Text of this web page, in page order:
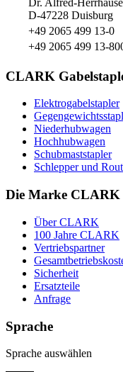
Dr. Alfred-
D-47228 Duisburg
+49 2065 499 13-0
+49 2065 499 13-
CLARK
Elektrogabelstapler
Niederhubwagen
Hochhubwagen
Schubmaststapler
Schlepper und
Die Marke CLARK
Über CLARK
100 Jahre CLARK
Vertriebspartner
Sicherheit
Ersatzteile
Anfrage
Sprache
Sprache auswählen